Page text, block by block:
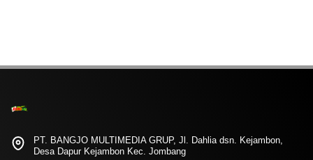
PT. BANGJO MULTIMEDIA GRUP, Jl. Dahlia dsn. Kejambon,
Desa Dapur Kejambon Kec. Jombang